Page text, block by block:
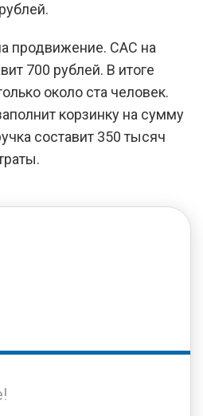
продвижение. CAC на
700 рублей. В итоге
около ста человек.
корзинку на сумму
составит 350 тысяч